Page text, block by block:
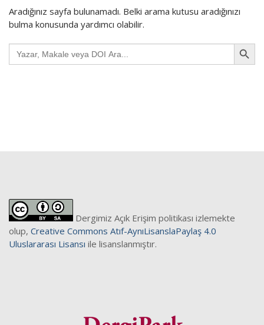
Yayın İlkeleri
Editör Kurulu
Blog
Aradığınız sayfa bulunamadı. Belki arama kutusu aradığınızı
bulma konusunda yardımcı olabilir.
Search
for:
Search Button
Dergimiz Açık Erişim politikası izlemekte
olup, Creative Commons Atıf-AynıLisanslaPaylaş 4.0
Uluslararası Lisansı ile lisanslanmıştır.